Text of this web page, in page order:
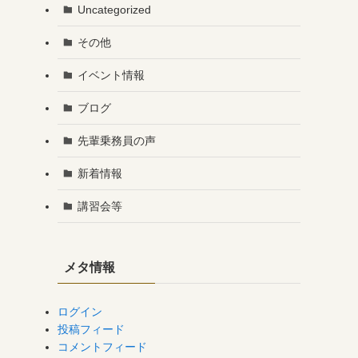
Uncategorized
その他
イベント情報
ブログ
先輩乗務員の声
新着情報
講習会等
メタ情報
ログイン
投稿フィード
コメントフィード